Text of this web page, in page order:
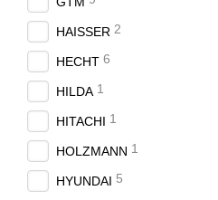
HAISSER 2
HECHT 6
HILDA 1
HITACHI 1
HOLZMANN 1
HYUNDAI 5